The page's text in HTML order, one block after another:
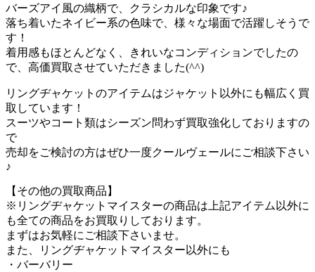
バーズアイ風の織柄で、クラシカルな印象です♪
落ち着いたネイビー系の色味で、様々な場面で活躍しそうで
す！
着用感もほとんどなく、きれいなコンディションでしたの
で、高価買取させていただきました(^^)
リングヂャケットのアイテムはジャケット以外にも幅広く買
取しています！
スーツやコート類はシーズン問わず買取強化しておりますの
で
売却をご検討の方はぜひ一度クールヴェールにご相談下さい
♪
【その他の買取商品】
※リングヂャケットマイスターの商品は上記アイテム以外に
も全ての商品をお買取りしております。
まずはお気軽にご相談下さいませ。
また、リングヂャケットマイスター以外にも
・バーバリー